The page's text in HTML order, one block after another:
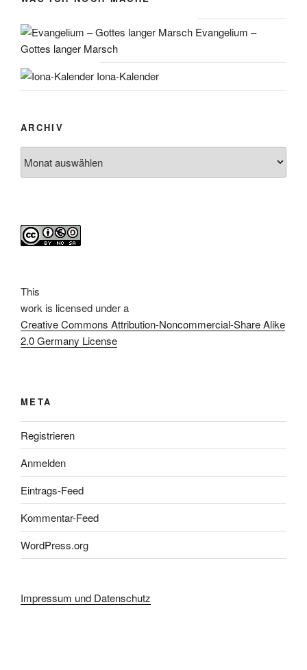
Evangelium –
Gottes langer Marsch
Iona-Kalender
ARCHIV
This
work is licensed under a
Creative Commons Attribution-Noncommercial-Share Alike
2.0 Germany License
META
Registrieren
Anmelden
Eintrags-Feed
Kommentar-Feed
WordPress.org
Impressum und Datenschutz